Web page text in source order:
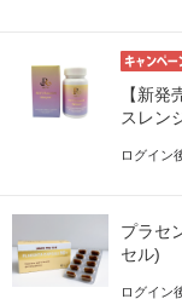
【新
スレン
ログイン
プラセ
セル)
ログイン